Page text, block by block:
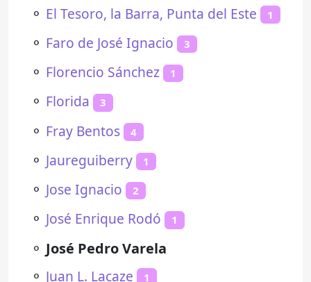
⚬ El Tesoro, la Barra, Punta del Este 1
⚬ Faro de José Ignacio 3
⚬ Florencio Sánchez 1
⚬ Florida 3
⚬ Fray Bentos 4
⚬ Jaureguiberry 1
⚬ Jose Ignacio 2
⚬ José Enrique Rodó 1
⚬ José Pedro Varela
⚬ Juan L. Lacaze 1